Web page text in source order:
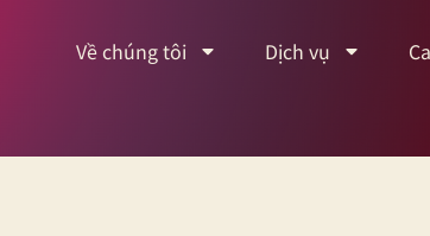
Về chúng tôi Dịch vụ